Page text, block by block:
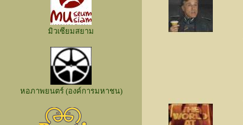
มิวเซียมสยาม
หอภาพยนตร์ (องค์การมหาชน)